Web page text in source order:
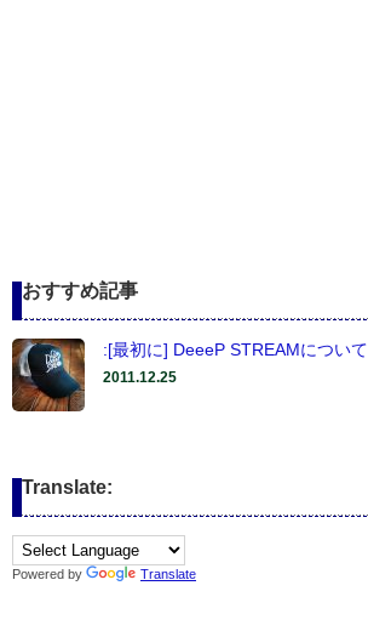
おすすめ記事
:[最初に] DeeeP STREAMについて
2011.12.25
Translate:
Powered by Translate